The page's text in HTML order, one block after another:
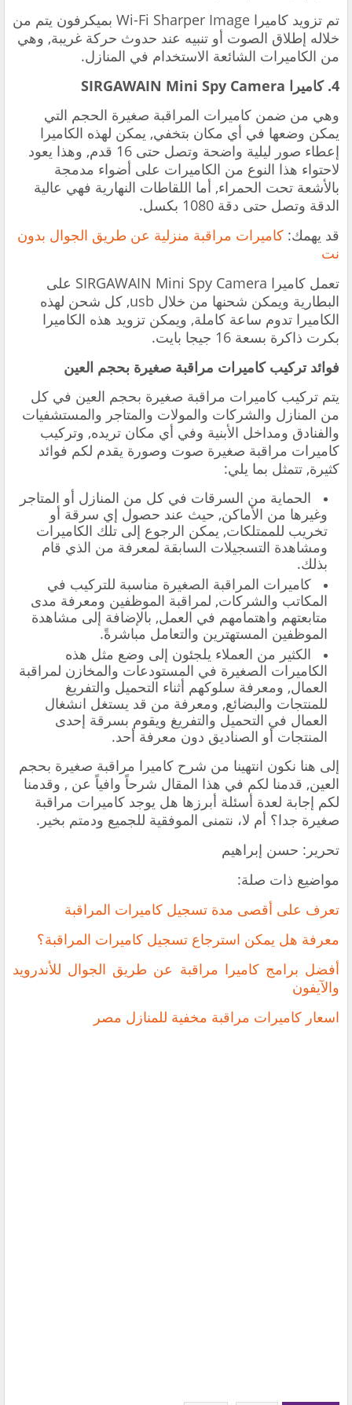
تم تزويد كاميرا Wi-Fi Sharper Image بميكرفون يتم من
خلاله إطلاق الصوت أو تنبيه عند حدوث حركة غريبة, وهي
من الكاميرات الشائعة الاستخدام في المنازل.
4. كاميرا SIRGAWAIN Mini Spy Camera
وهي من ضمن كاميرات المراقبة صغيرة الحجم التي
يمكن وضعها في أي مكان بتخفي, يمكن لهذه الكاميرا
إعطاء صور ليلية واضحة وتصل حتى 16 قدم, وهذا يعود
لاحتواء هذا النوع من الكاميرات على أضواء مدمجة
بالأشعة تحت الحمراء, أما اللقاطات النهارية فهي عالية
الدقة وتصل حتى دقة 1080 بكسل.
قد يهمك: كاميرات مراقبة منزلية عن طريق الجوال بدون
نت
تعمل كاميرا SIRGAWAIN Mini Spy Camera على
البطارية ويمكن شحنها من خلال usb, كل شحن لهذه
الكاميرا تدوم ساعة كاملة, ويمكن تزويد هذه الكاميرا
بكرت ذاكرة بسعة 16 جيجا بايت.
فوائد تركيب كاميرات مراقبة صغيرة بحجم العين
يتم تركيب كاميرات مراقبة صغيرة بحجم العين في كل
من المنازل والشركات والمولات والمتاجر والمستشفيات
والفنادق ومداخل الأبنية وفي أي مكان تريده, وتركيب
كاميرات مراقبة صغيرة صوت وصورة يقدم لكم فوائد
كثيرة, تتمثل بما يلي:
الحماية من السرقات في كل من المنازل أو المتاجر
وغيرها من الأماكن, حيث عند حصول إي سرقة أو
تخريب للممتلكات, يمكن الرجوع إلى تلك الكاميرات
ومشاهدة التسجيلات السابقة لمعرفة من الذي قام
بذلك.
كاميرات المراقبة الصغيرة مناسبة للتركيب في
المكاتب والشركات, لمراقبة الموظفين ومعرفة مدى
متابعتهم واهتمامهم في العمل, بالإضافة إلى مشاهدة
الموظفين المستهترين والتعامل مباشرةً.
الكثير من العملاء يلجئون إلى وضع مثل هذه
الكاميرات الصغيرة في المستودعات والمخازن لمراقبة
العمال, ومعرفة سلوكهم أثناء التحميل والتفريغ
للمنتجات والبضائع, ومعرفة من قد يستغل انشغال
العمال في التحميل والتفريغ ويقوم بسرقة إحدى
المنتجات أو الصناديق دون معرفة أحد.
إلى هنا نكون انتهينا من شرح كاميرا مراقبة صغيرة بحجم
العين, قدمنا لكم في هذا المقال شرحاً وافياً عن , وقدمنا
لكم إجابة لعدة أسئلة أبرزها هل يوجد كاميرات مراقبة
صغيرة جدا؟ أم لا، نتمنى الموفقية للجميع ودمتم بخير.
تحرير: حسن إبراهيم
مواضيع ذات صلة:
تعرف على أقصى مدة تسجيل كاميرات المراقبة
معرفة هل يمكن استرجاع تسجيل كاميرات المراقبة؟
أفضل برامج كاميرا مراقبة عن طريق الجوال للأندرويد
والآيفون
اسعار كاميرات مراقبة مخفية للمنازل مصر